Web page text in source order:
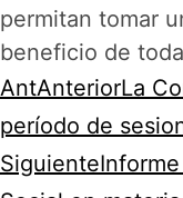
permitan tomar
beneficio de
AntAnteriorLa
período de
Siguiente